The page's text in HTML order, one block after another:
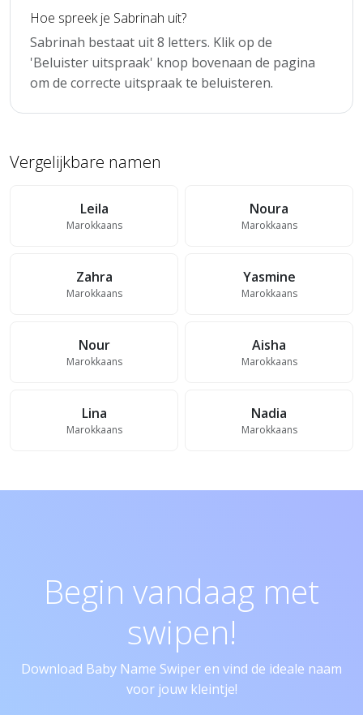
Hoe spreek je Sabrinah uit?
Sabrinah bestaat uit 8 letters. Klik op de
'Beluister uitspraak' knop bovenaan de pagina
om de correcte uitspraak te beluisteren.
Vergelijkbare namen
Leila
Marokkaans
Noura
Marokkaans
Zahra
Marokkaans
Yasmine
Marokkaans
Nour
Marokkaans
Aisha
Marokkaans
Lina
Marokkaans
Nadia
Marokkaans
Begin vandaag met
swipen!
Download Baby Name Swiper en vind de ideale naam
voor jouw kleintje!